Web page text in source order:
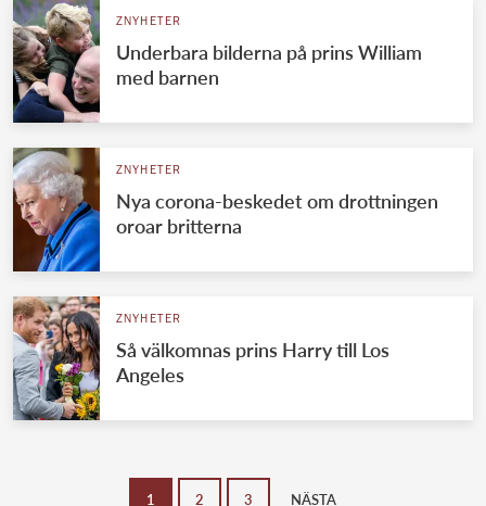
ZNYHETER
Underbara bilderna på prins William
med barnen
ZNYHETER
Nya corona-beskedet om drottningen
oroar britterna
ZNYHETER
Så välkomnas prins Harry till Los
Angeles
1 2 3 NÄSTA